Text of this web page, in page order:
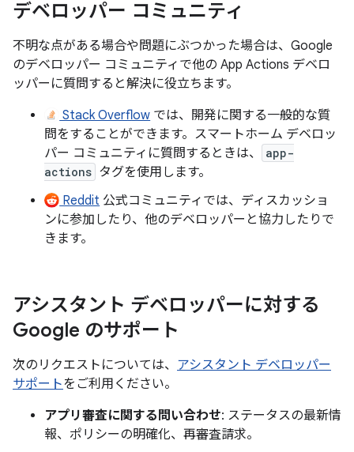
デベロッパー コミュニティ
不明な点がある場合や問題にぶつかった場合は、Google
のデベロッパー コミュニティで他の App Actions デベロ
ッパーに質問すると解決に役立ちます。
Stack Overflow では、開発に関する一般的な質
問をすることができます。スマートホーム デベロッ
パー コミュニティに質問するときは、
app-
actions タグを使用します。
Reddit 公式コミュニティでは、ディスカッショ
ンに参加したり、他のデベロッパーと協力したりで
きます。
アシスタント デベロッパーに対する
Google のサポート
次のリクエストについては、 アシスタント デベロッパー
サポートをご利用ください。
アプリ審査に関する問い合わせ: ステータスの最新情
報、ポリシーの明確化、再審査請求。